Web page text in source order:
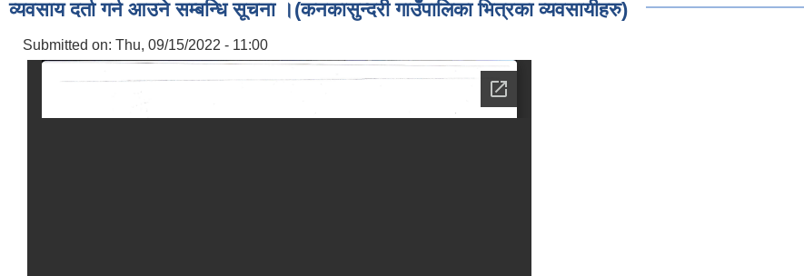
व्यवसाय दर्ता गर्न आउने सम्बन्धि सूचना ।(कनकासुन्दरी गाउँपालिका भित्रका व्यवसायीहरु)
Submitted on: Thu, 09/15/2022 - 11:00